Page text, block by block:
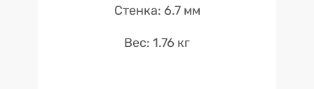
Стенка: 6.7 мм
Вес: 1.76 кг